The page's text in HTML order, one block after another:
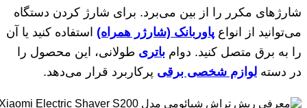
شارژهای مکرر را از بین می‌برد. برای شارژ کردن دستگاه
می‌توانید از انواع پاوربانک (شارژر همراه) استفاده کنید یا آن
را به برق متصل کنید. دوام باتری طولانی، این محصول را
در دسته لوازم شخصی برقی پرکاربرد قرار می‌دهد.